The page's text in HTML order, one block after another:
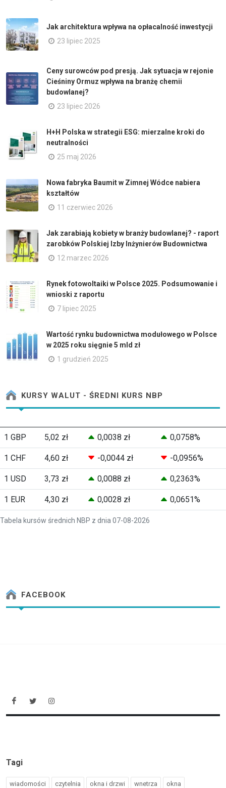
Jak architektura wpływa na opłacalność inwestycji
23 lipiec 2025
Ceny surowców pod presją. Jak sytuacja w rejonie
Cieśniny Ormuz wpływa na branżę chemii
budowlanej?
23 lipiec 2026
H+H Polska w strategii ESG: mierzalne kroki do
neutralności
25 maj 2026
Nowa fabryka Baumit w Zimnej Wódce nabiera
kształtów
11 czerwiec 2026
Jak zarabiają kobiety w branży budowlanej? - raport
zarobków Polskiej Izby Inżynierów Budownictwa
12 marzec 2026
Rynek fotowoltaiki w Polsce 2025. Podsumowanie i
wnioski z raportu
7 lipiec 2025
Wartość rynku budownictwa modułowego w Polsce
w 2025 roku sięgnie 5 mld zł
1 grudzień 2025
KURSY WALUT - ŚREDNI KURS NBP
Tabela kursów średnich NBP z dnia 07-08-2026
1 GBP 5,02 zł 0,0038 zł 0,0758%
1 CHF 4,60 zł -0,0044 zł -0,0956%
1 USD 3,73 zł 0,0088 zł 0,2363%
1 EUR 4,30 zł 0,0028 zł 0,0651%
FACEBOOK
Tagi
wiadomości czytelnia okna i drzwi wnetrza okna